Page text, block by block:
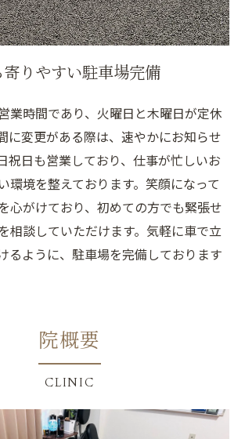
りやすい駐車場完備
業時間であり、火曜日と木曜日が定休
に変更がある際は、速やかにお知らせ
祝日も営業しており、仕事が忙しいお
環境を整えております。笑顔になって
心がけており、初めての方でも緊張せ
相談していただけます。気軽に車で立
るように、駐車場を完備しております
院概要
CLINIC